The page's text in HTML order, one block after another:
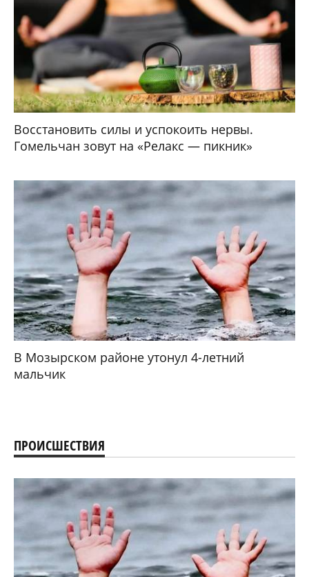
Восстановить силы и успокоить нервы.
Гомельчан зовут на «Релакс — пикник»
В Мозырском районе утонул 4-летний
мальчик
ПРОИСШЕСТВИЯ